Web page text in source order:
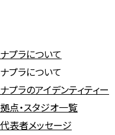
ナプラについて
ナプラについて
ナプラのアイデンティティー
拠点・スタジオ一覧
代表者メッセージ